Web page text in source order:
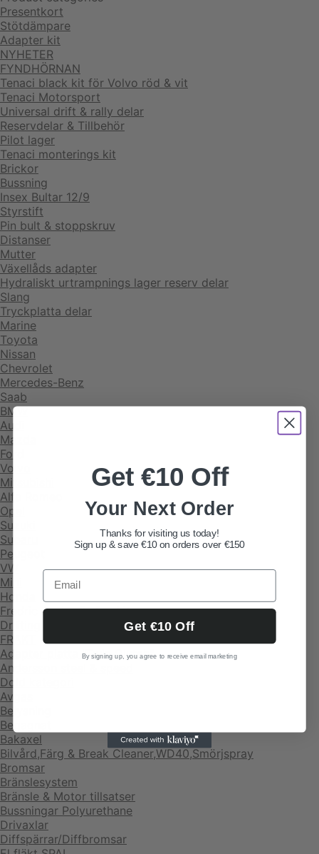
Presentkort
Stötdämpare
Adapter kit
NYHETER
FYNDHÖRNAN
Tenaci black kit för Volvo röd & vit
Tenaci Motorsport
Universal drift & rally delar
Reservdelar & Tillbehör
Pilot lager
Tenaci monterings kit
Brickor
Bussning
Insex Bultar 12/9
Styrstift
Pin bult & stoppskruv
Distanser
Mutter
Växellåds adapter
Hydraliskt urtrampnings lager reserv delar
Slang
Tryckplatta delar
Marine
Toyota
Nissan
Chevrolet
Mercedes-Benz
Saab
BMW
Audi
Mazda
Ford
Volvo
Mitsubishi
Alfa Romeo
Opel
Suzuki
Subaru
Peugeot
VW
Mini
Honda
Fredric Aasbo 3-disc kit
Drifting team
FRAKT
Adapter platta "Twin Clutch"
Andersson steel & speed
Dold kategori
Avgas
Belysning
Begagnat
Bakaxel
Bilvård,Färg & Break Cleaner,WD40,Smörjspray
Bromsar
Bränslesystem
Bränsle & Motor tillsatser
Bussningar Polyurethane
Drivaxlar
Diffspärrar/Diffbromsar
Get €10 Off
Your Next Order
Thanks for visiting us today!
Sign up & save €10 on orders over €150
Get €10 Off
By signing up, you agree to receive email marketing